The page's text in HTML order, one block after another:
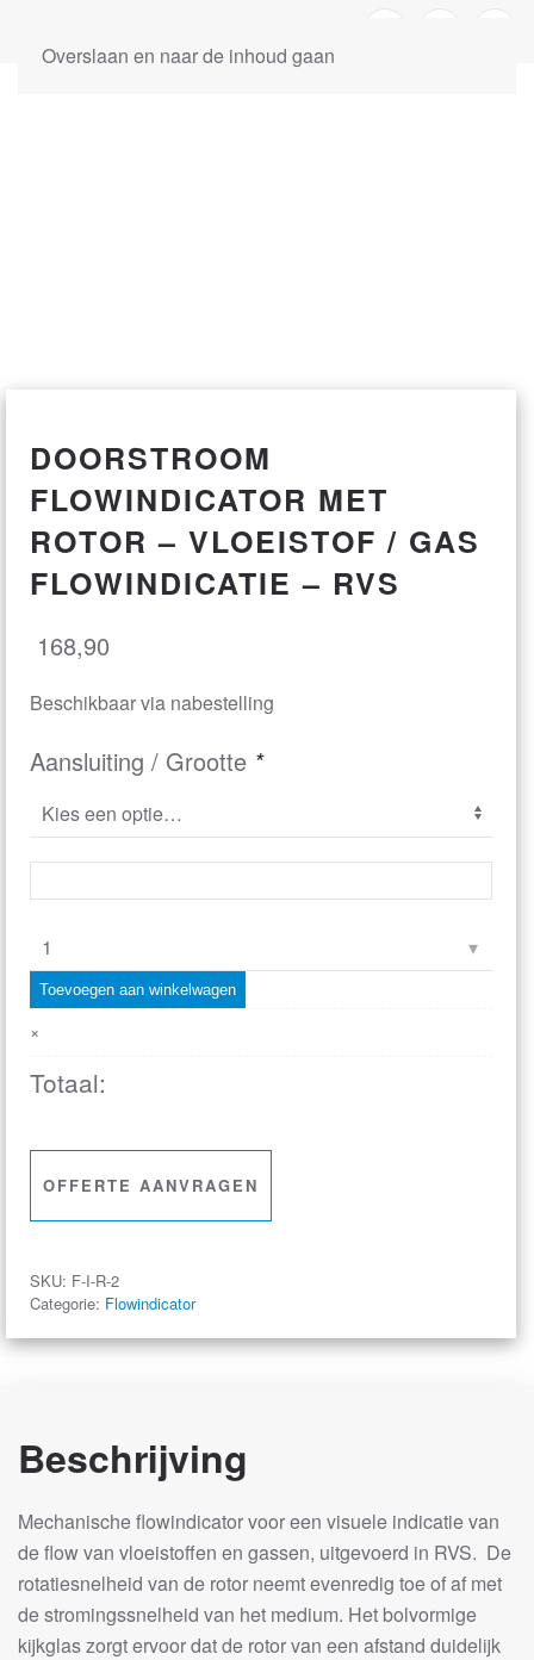
Overslaan en naar de inhoud gaan
DOORSTROOM
FLOWINDICATOR MET
ROTOR – VLOEISTOF / GAS
FLOWINDICATIE – RVS
168,90
Beschikbaar via nabestelling
Aansluiting / Grootte *
Doorstroom
Flowindicator
–
/
Gas
RVS
aantal
Toevoegen aan winkelwagen
×
Totaal:
OFFERTE AANVRAGEN
SKU: F-I-R-2
Categorie: Flowindicator
Beschrijving
Mechanische flowindicator voor een visuele indicatie van
de flow van vloeistoffen en gassen, uitgevoerd in RVS. De
rotatiesnelheid van de rotor neemt evenredig toe of af met
de stromingssnelheid van het medium. Het bolvormige
kijkglas zorgt ervoor dat de rotor van een afstand duidelijk